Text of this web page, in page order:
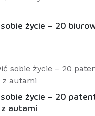
życie – 20
życie – 20
autami